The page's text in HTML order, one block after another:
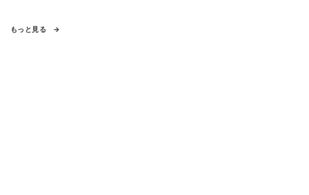
もっと見る